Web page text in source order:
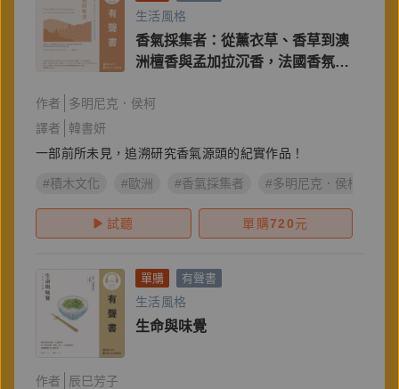
生活風格
香氣採集者：從薰衣草、香草到澳
洲檀香與孟加拉沉香，法國香氛原
成就迷人氣息的勞動者與風土面
作者
多明尼克．侯柯
譯者
韓書妍
一部前所未見，追溯研究香氣源頭的紀實作品！
#積木文化 #歐洲 #香氣採集者 #多明尼克．侯柯
試聽 單購720元
單購 有聲書
生活風格
生命與味覺
作者
辰巳芳子